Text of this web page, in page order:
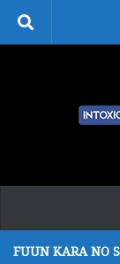
Skip to content
FUUN KARA NO